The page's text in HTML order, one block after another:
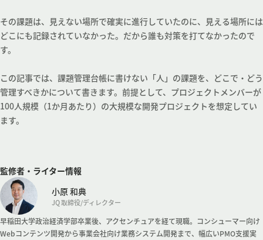
その課題は、見えない場所で確実に進行していたのに、見える場所には
どこにも記録されていなかった。だから誰も対策を打てなかったので
す。
この記事では、課題管理台帳に書けない「人」の課題を、どこで・どう
管理すべきかについて書きます。前提として、プロジェクトメンバーが
100人規模（1か月あたり）の大規模な開発プロジェクトを想定してい
ます。
監修者・ライター情報
小原 和典
JQ 取締役/ディレクター
早稲田大学政治経済学部卒業後、アクセンチュアを経て現職。コンシューマー向け
Webコンテンツ開発から事業会社向け業務システム開発まで、幅広いPMO支援実